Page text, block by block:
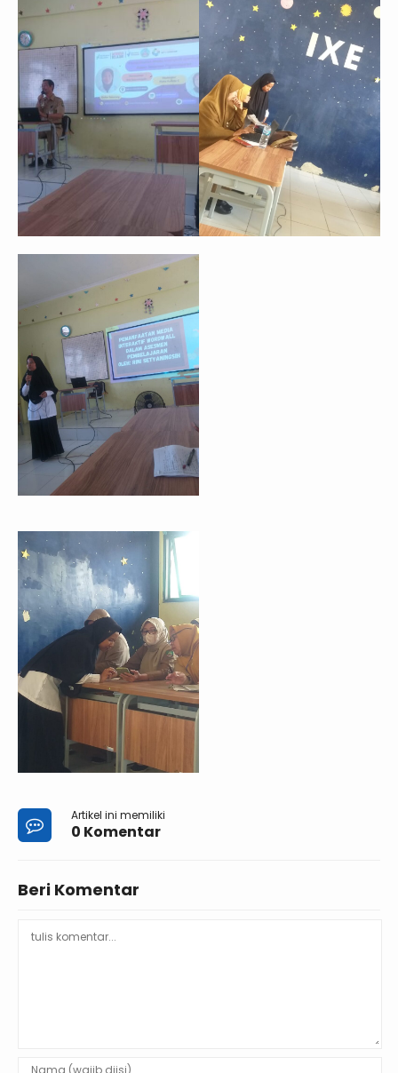
Artikel ini memiliki
0 Komentar
Beri Komentar